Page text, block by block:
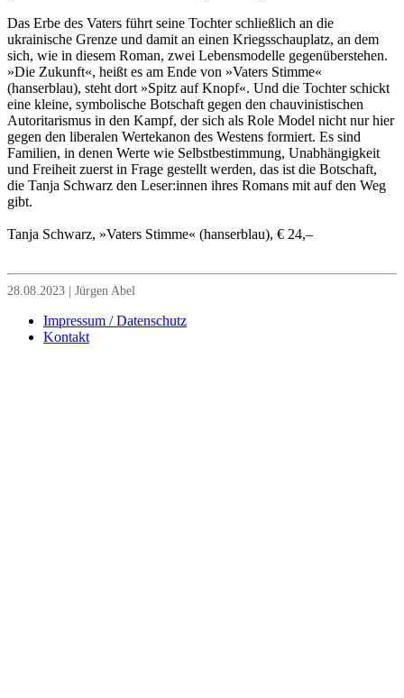
Das Erbe des Vaters führt seine Tochter schließlich an die
ukrainische Grenze und damit an einen Kriegsschauplatz, an dem
sich, wie in diesem Roman, zwei Lebensmodelle gegenüberstehen.
»Die Zukunft«, heißt es am Ende von »Vaters Stimme«
(hanserblau), steht dort »Spitz auf Knopf«. Und die Tochter schickt
eine kleine, symbolische Botschaft gegen den chauvinistischen
Autoritarismus in den Kampf, der sich als Role Model nicht nur hier
gegen den liberalen Wertekanon des Westens formiert. Es sind
Familien, in denen Werte wie Selbstbestimmung, Unabhängigkeit
und Freiheit zuerst in Frage gestellt werden, das ist die Botschaft,
die Tanja Schwarz den Leser:innen ihres Romans mit auf den Weg
gibt.
Tanja Schwarz, »Vaters Stimme« (hanserblau), € 24,–
28.08.2023 | Jürgen Abel
Impressum / Datenschutz
Kontakt